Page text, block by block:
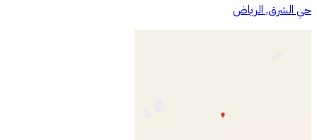
حي الشرق, الرياض